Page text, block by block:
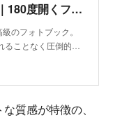
フォトブック｜しまうまプリント｜180度開くフルフラットモデル新登場
のフォトブック。
ることなく圧倒的…
質感が特徴の、